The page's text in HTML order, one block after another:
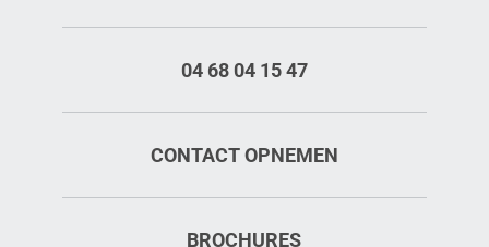
04 68 04 15 47
CONTACT OPNEMEN
BROCHURES